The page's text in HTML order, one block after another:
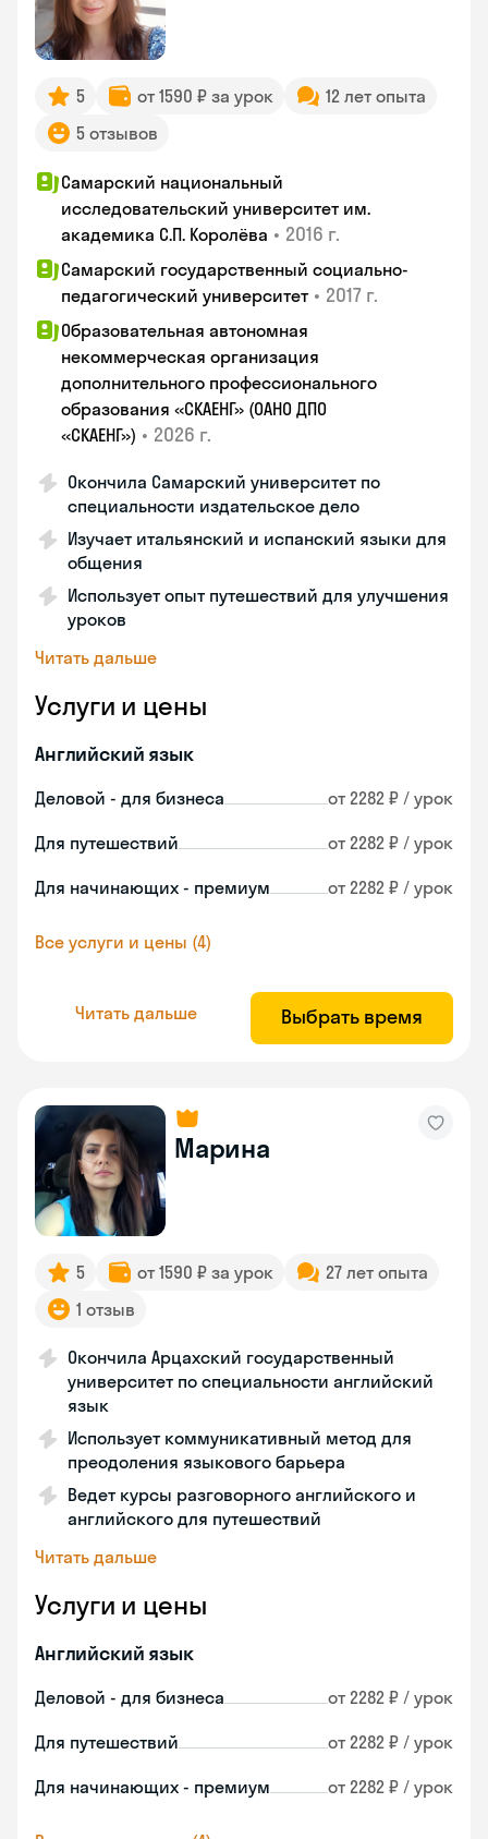
5 от 1590 ₽ за урок
12 лет опыта
5 отзывов
Самарский национальный
исследовательский университет им.
академика С.П. Королёва • 2016 г.
Самарский государственный социально-
педагогический университет • 2017 г.
Образовательная автономная
некоммерческая организация
дополнительного профессионального
образования «СКАЕНГ» (ОАНО ДПО
«СКАЕНГ») • 2026 г.
Окончила Самарский университет по
специальности издательское дело
Изучает итальянский и испанский языки для
общения
Использует опыт путешествий для улучшения
уроков
Читать дальше
Услуги и цены
Английский язык
Деловой - для бизнеса от 2282 ₽ / урок
Для путешествий от 2282 ₽ / урок
Для начинающих - премиум от 2282 ₽ / урок
Все услуги и цены (4)
Читать дальше Выбрать время
Марина
5 от 1590 ₽ за урок
27 лет опыта
1 отзыв
Окончила Арцахский государственный
университет по специальности английский
язык
Использует коммуникативный метод для
преодоления языкового барьера
Ведет курсы разговорного английского и
английского для путешествий
Читать дальше
Услуги и цены
Английский язык
Деловой - для бизнеса от 2282 ₽ / урок
Для путешествий от 2282 ₽ / урок
Для начинающих - премиум от 2282 ₽ / урок